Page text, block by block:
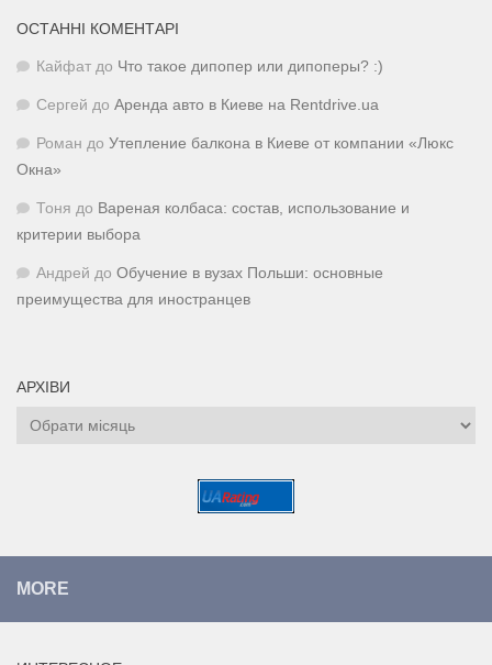
ОСТАННІ КОМЕНТАРІ
Кайфат до Что такое дипопер или дипоперы? :)
Сергей до Аренда авто в Киеве на Rentdrive.ua
Роман до Утепление балкона в Киеве от компании «Люкс
Окна»
Тоня до Вареная колбаса: состав, использование и
критерии выбора
Андрей до Обучение в вузах Польши: основные
преимущества для иностранцев
АРХІВИ
Архіви
MORE